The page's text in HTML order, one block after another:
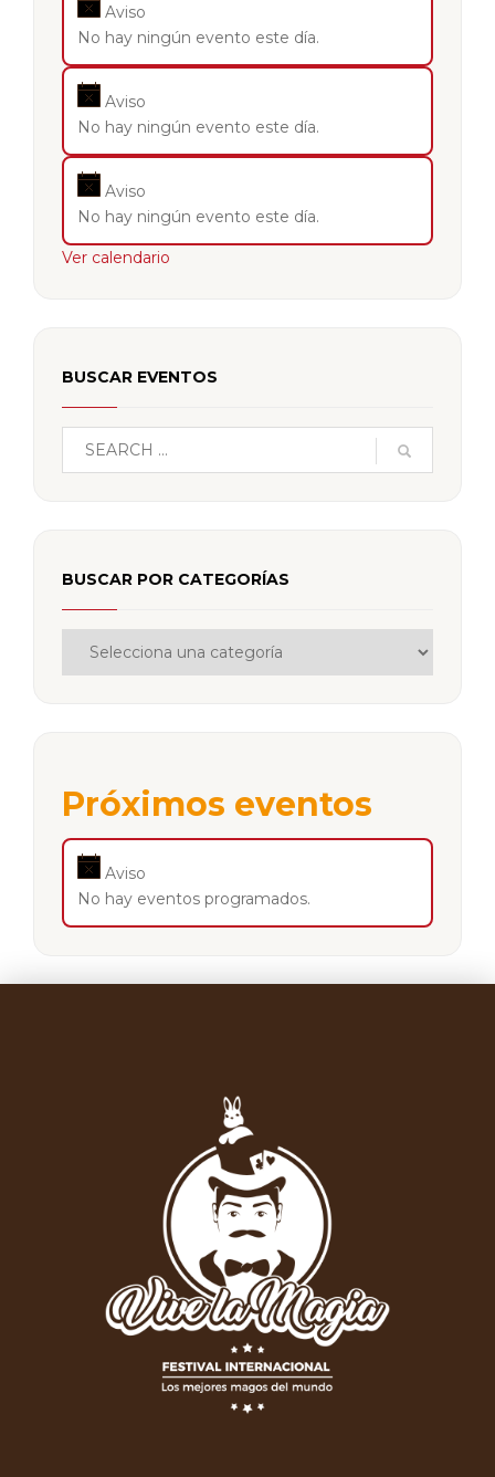
Aviso
No hay ningún evento este día.
Aviso
No hay ningún evento este día.
Aviso
No hay ningún evento este día.
Ver calendario
BUSCAR EVENTOS
BUSCAR POR CATEGORÍAS
Próximos eventos
Aviso
No hay eventos programados.